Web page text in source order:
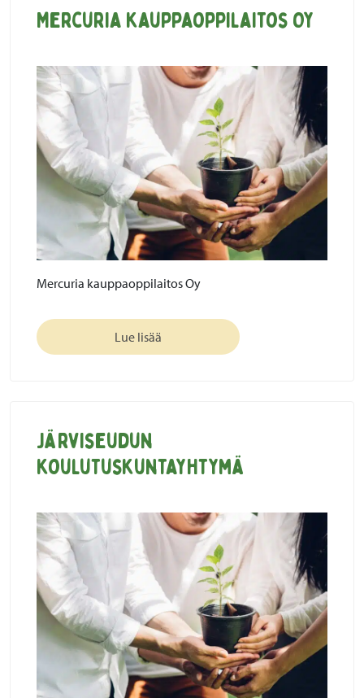
Mercuria kauppaoppilaitos Oy
Mercuria kauppaoppilaitos Oy
Lue lisää
Järviseudun
koulutuskuntayhtymä